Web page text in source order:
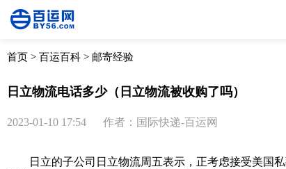
首页 > 百运百科 > 邮寄经验
日立物流电话多少（日立物流被收购了吗）
2023-01-10 17:54 作者：国际快递-百运网
日立的子公司日立物流周五表示，正考虑接受美国私